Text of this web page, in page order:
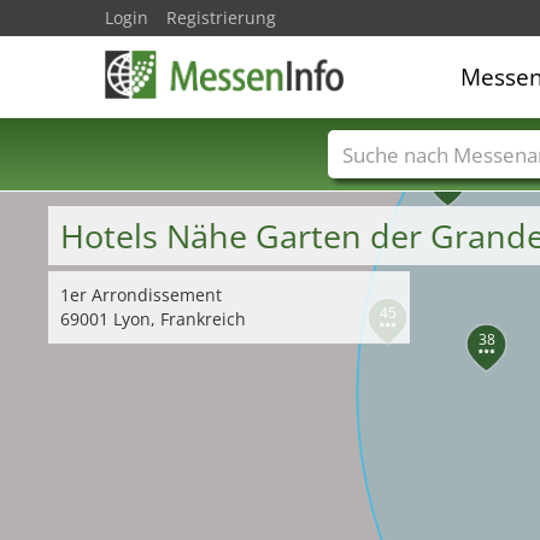
38
44
45
Hotels Nähe Garten der
1er Arrondissement
69001 Lyon, Frankreich
Login Registrierung
Messenamen